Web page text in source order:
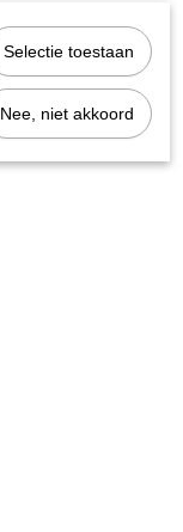
Selectie toestaan
Nee, niet akkoord